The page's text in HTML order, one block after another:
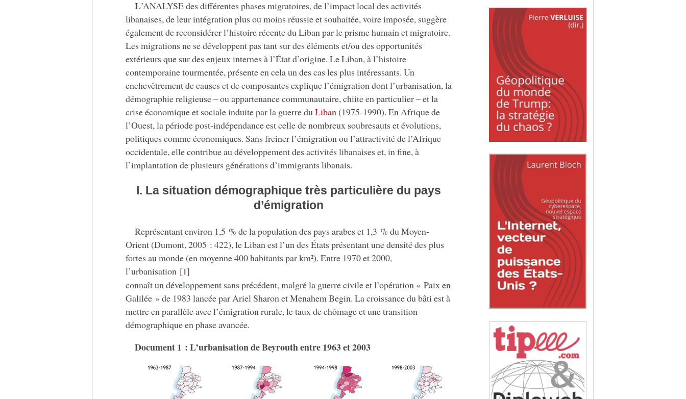
L’ANALYSE des différentes phases migratoires, de l’impact local des activités
libanaises, de leur intégration plus ou moins réussie et souhaitée, voire imposée, suggère
également de reconsidérer l’histoire récente du Liban par le prisme humain et migratoire.
Les migrations ne se développent pas tant sur des éléments et/ou des opportunités
extérieurs que sur des enjeux internes à l’État d’origine. Le Liban, à l’histoire
contemporaine tourmentée, présente en cela un des cas les plus intéressants. Un
enchevêtrement de causes et de composantes explique l’émigration dont l’urbanisation, la
démographie religieuse – ou appartenance communautaire, chiite en particulier – et la
crise économique et sociale induite par la guerre duLiban(1975-1990). En Afrique de
l’Ouest, la période post-indépendance est celle de nombreux soubresauts et évolutions,
politiques comme économiques. Sans freiner l’émigration ou l’attractivité de l’Afrique
occidentale, elle contribue au développement des activités libanaises et, in fine, à
l’implantation de plusieurs générations d’immigrants libanais.
I. La situation démographique très particulière du pays
d’émigration
Représentant environ 1,5 % de la population des pays arabes et 1,3 % du Moyen-
Orient (Dumont, 2005 : 422), le Liban est l’un des États présentant une densité des plus
fortes au monde (en moyenne 400 habitants par km²). Entre 1970 et 2000,
l’urbanisation[1]
connaît un développement sans précédent, malgré la guerre civile et l’opération « Paix en
Galilée » de 1983 lancée par Ariel Sharon et Menahem Begin. La croissance du bâti est à
mettre en parallèle avec l’émigration rurale, le taux de chômage et une transition
démographique en phase avancée.
Document 1 : L’urbanisation de Beyrouth entre 1963 et 2003